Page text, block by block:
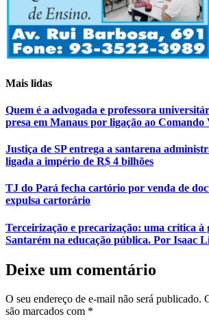
Mais lidas
Quem é a advogada e professora
presa em Manaus por ligação ao Comando
Justiça de SP entrega a santarena
ligada a império de R$ 4 bilhões
TJ do Pará fecha cartório por venda de
expulsa cartorário
Terceirização e precarização: uma crítica à
Santarém na educação pública. Por Isaac
Deixe um comentário
O seu endereço de e-mail não será publicado.
são marcados com *